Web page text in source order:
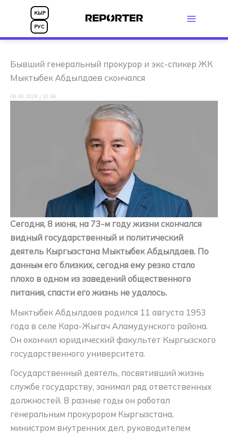
Перейти
содержимому
КЫР
РУС
Бывший генеральный прокурор и экс-спикер ЖК
Мыктыбек Абдылдаев скончался
08.06.2026 | 19:38
Сегодня, 8 июня, на 73-м году жизни скончался
видный государственный и политический
деятель Кыргызстана Мыктыбек Абдылдаев. По
данным его близких, сегодня ему резко стало
плохо в одном из заведений общественного
питания, спасти его жизнь не удалось.
Мыктыбек Абдылдаев родился 11 августа 1953
года в селе Кара-Жыгач Аламудунского района.
Он окончил юридический факультет Кыргызского
государственного университета.
Государственный деятель, посвятивший жизнь
службе государству, занимал ряд ответственных
должностей. В разные годы он работал
генеральным прокурором Кыргызстана,
министром внутренних дел, руководителем